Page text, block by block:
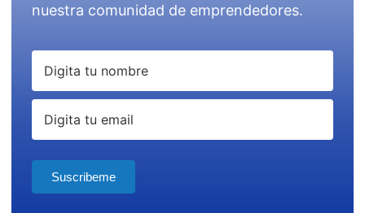
nuestra comunidad de emprendedores.
Suscribeme